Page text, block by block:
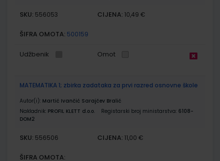
SKU: 556053 CIJENA: 10,49 €
ŠIFRA OMOTA: 500159
Udžbenik Omot
MATEMATIKA 1; zbirka zadataka za prvi razred osnovne škole
Autor(i): Martić Ivančić Sarajčev Bralić
Nakladnik: PROFIL KLETT d.o.o. Registarski broj ministarstva: 6108-
DOM2
SKU: 556506 CIJENA: 11,00 €
ŠIFRA OMOTA: